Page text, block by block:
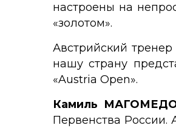
настроены на
«золотом».
Австрийский тренер
нашу страну
«Austria Open».
Камиль
Первенства